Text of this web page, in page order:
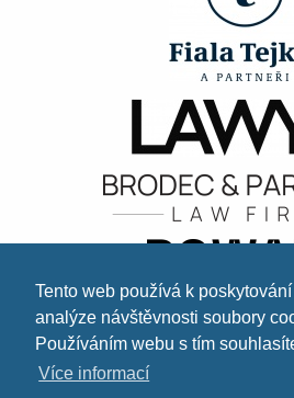
Tento web používá k
analýze návštěvnosti soubory
Používáním webu s tím
Více informací